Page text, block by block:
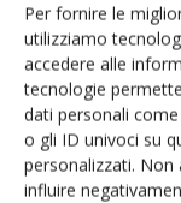
Per fornire le
utilizziamo
accedere alle
tecnologie
dati personali
o gli ID univoci su
personalizzati.
influire